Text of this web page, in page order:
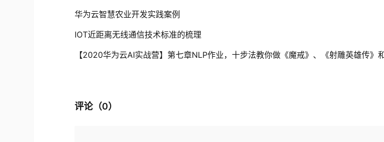
华为云智慧农业开发实践案例
IOT近距离无线通信技术标准的梳理
评论（0）